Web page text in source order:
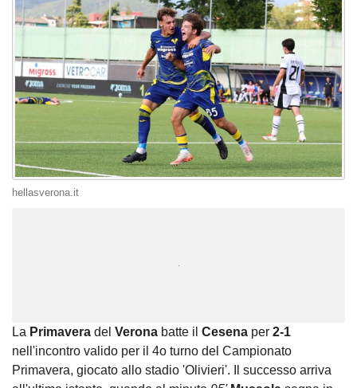
hellasverona.it
La Primavera del Verona batte il Cesena per 2-1
nell'incontro valido per il 4o turno del Campionato
Primavera, giocato allo stadio 'Olivieri'. Il successo arriva